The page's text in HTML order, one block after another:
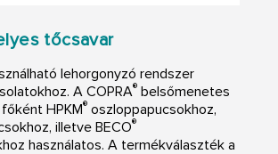
tőcsavar
lehorgonyzó rendszer
A COPRA® belsőmenetes
HPKM® oszloppapucsokhoz,
illetve BECO®
használatos. A termékválaszték a